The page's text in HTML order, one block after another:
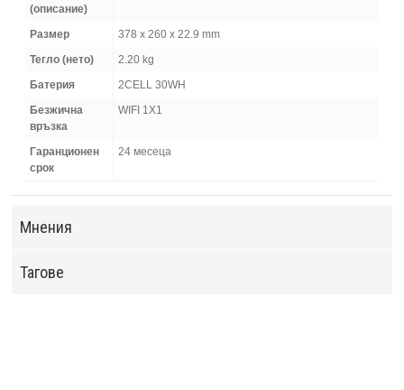
(описание)
Размер
378 x 260 x 22.9 mm
Тегло (нето)
2.20 kg
Батерия
2CELL 30WH
Безжична
връзка
WIFI 1X1
Гаранционен
срок
24 месеца
Мнения
Тагове